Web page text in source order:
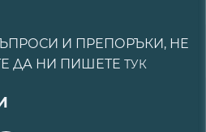
И ПРЕПОРЪКИ, НЕ
ДА НИ ПИШЕТЕ ТУК